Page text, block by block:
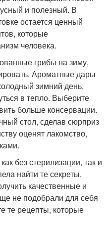
и полезный. В
остается ценный
которые
человека.
грибы на зиму,
Ароматные дары
зимний день,
в тепло. Выберите
больше консервации.
стол, сделав сюрприз
оценят лакомство,
без стерилизации, так и
найти те секреты,
качественные и
не подобрали для себя
те рецепты, которые